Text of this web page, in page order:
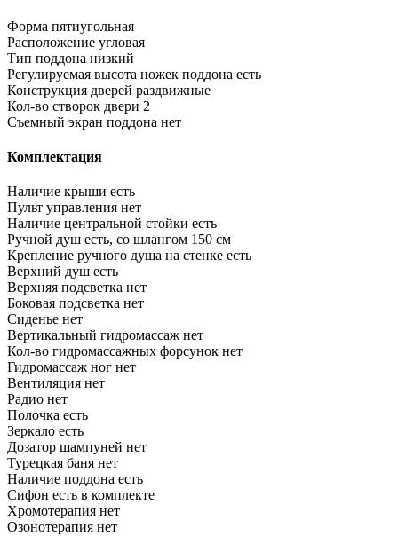
Форма пятиугольная
Расположение угловая
Тип поддона низкий
Регулируемая высота ножек поддона есть
Конструкция дверей раздвижные
Кол-во створок двери 2
Съемный экран поддона нет
Комплектация
Наличие крыши есть
Пульт управления нет
Наличие центральной стойки есть
Ручной душ есть, со шлангом 150 см
Крепление ручного душа на стенке есть
Верхний душ есть
Верхняя подсветка нет
Боковая подсветка нет
Сиденье нет
Вертикальный гидромассаж нет
Кол-во гидромассажных форсунок нет
Гидромассаж ног нет
Вентиляция нет
Радио нет
Полочка есть
Зеркало есть
Дозатор шампуней нет
Турецкая баня нет
Наличие поддона есть
Сифон есть в комплекте
Хромотерапия нет
Озонотерапия нет